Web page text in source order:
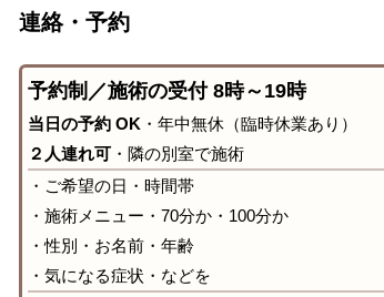
連絡・予約
予約制／施術の受付 8時～19時
当日の予約 OK ・年中無休（臨時休業あり）
２人連れ可・隣の別室で施術
・ご希望の日・時間帯
・施術メニュー・70分か・100分か
・性別・お名前・年齢
・気になる症状・などを